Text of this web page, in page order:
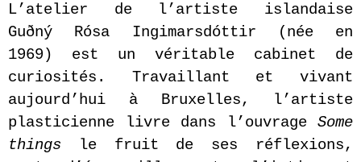
L’atelier de l’artiste islandaise
Guðný Rósa Ingimarsdóttir (née en
1969) est un véritable cabinet de
curiosités. Travaillant et vivant
aujourd’hui à Bruxelles, l’artiste
plasticienne livre dans l’ouvrage Some
things le fruit de ses réflexions,